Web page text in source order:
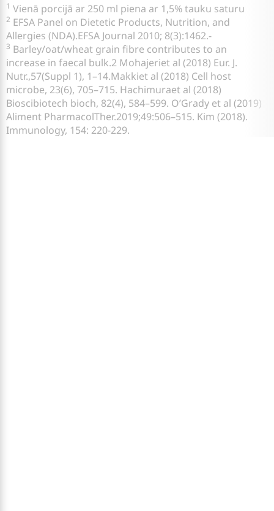
1 Vienā porcijā ar 250 ml piena ar 1,5% tauku saturu
2 EFSA Panel on Dietetic Products, Nutrition, and
Allergies (NDA).EFSA Journal 2010; 8(3):1462.-
3 Barley/oat/wheat grain fibre contributes to an
increase in faecal bulk.2 Mohajeriet al (2018) Eur. J.
Nutr.,57(Suppl 1), 1–14.Makkiet al (2018) Cell host
microbe, 23(6), 705–715. Hachimuraet al (2018)
Bioscibiotech bioch, 82(4), 584–599. O’Grady et al (2019)
Aliment PharmacolTher.2019;49:506–515. Kim (2018).
Immunology, 154: 220-229.